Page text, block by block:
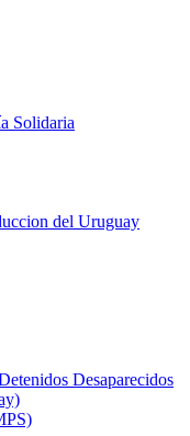
Solidaria
del Uruguay
Desaparecidos